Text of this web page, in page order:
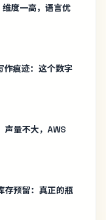
度一高，语言优
作痕迹：这个数字
声量不大，AWS
预留：真正的瓶